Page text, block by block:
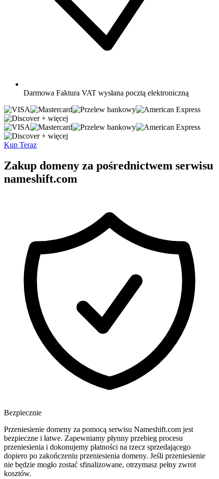
Darmowa Faktura VAT wysłana pocztą elektroniczną
+ więcej
+ więcej
Kup Teraz
Zakup domeny za pośrednictwem serwisu
nameshift.com
Bezpiecznie
Przeniesienie domeny za pomocą serwisu Nameshift.com jest
bezpieczne i łatwe. Zapewniamy płynny przebieg procesu
przeniesienia i dokonujemy płatności na rzecz sprzedającego
dopiero po zakończeniu przeniesienia domeny. Jeśli przeniesienie
nie będzie mogło zostać sfinalizowane, otrzymasz pełny zwrot
kosztów.